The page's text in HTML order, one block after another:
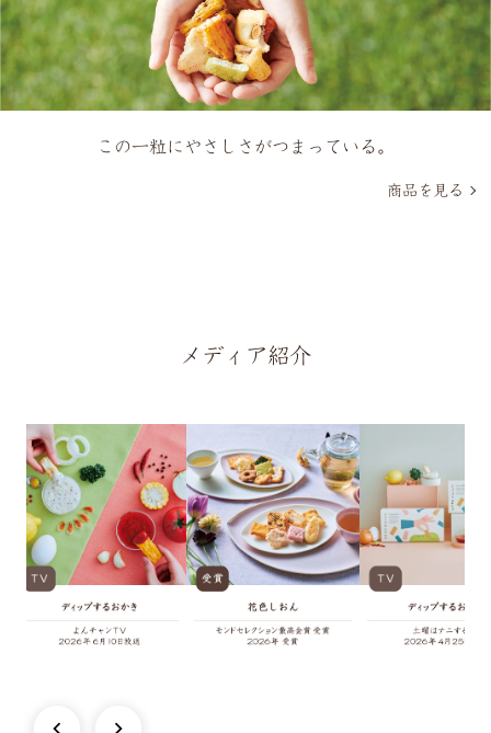
この一粒にやさしさがつまっている。
商品を見る
メディア紹介